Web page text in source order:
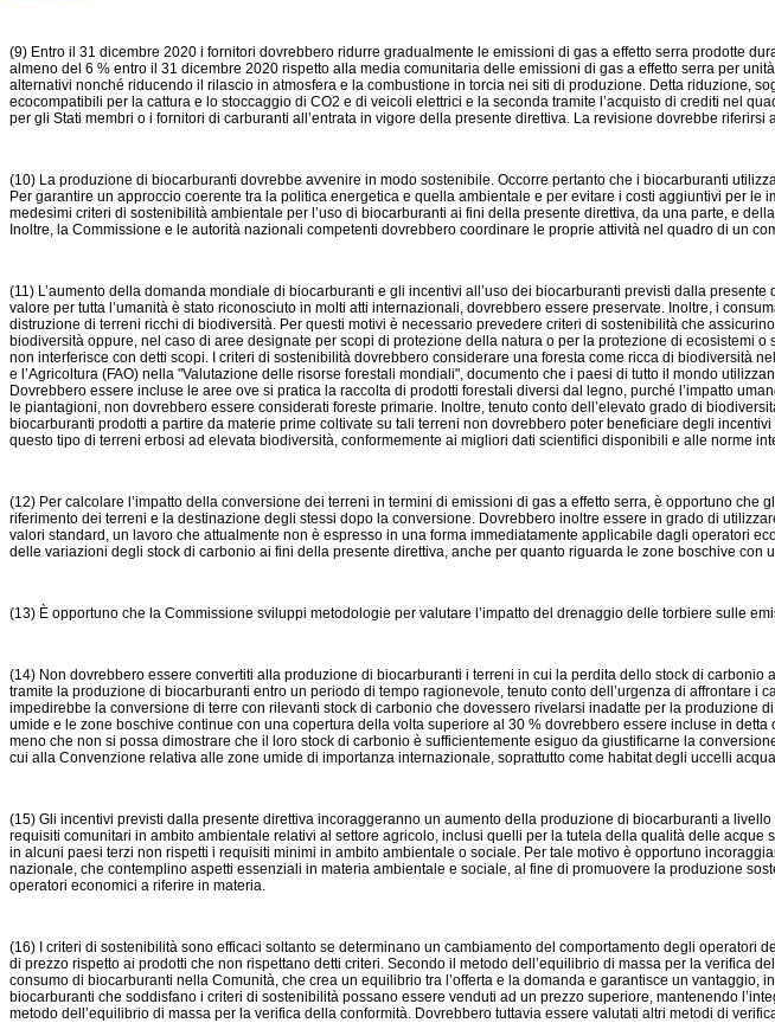
(9) Entro il 31 dicembre 2020 i fornitori dovrebbero ridurre gradualmente le emissioni di gas a effetto serra prodotte
almeno del 6 % entro il 31 dicembre 2020 rispetto alla media comunitaria delle emissioni di gas a effetto serra per
alternativi nonché riducendo il rilascio in atmosfera e la combustione in torcia nei siti di produzione. Detta riduzione,
ecocompatibili per la cattura e lo stoccaggio di CO2 e di veicoli elettrici e la seconda tramite l’acquisto di crediti nel
per gli Stati membri o i fornitori di carburanti all’entrata in vigore della presente direttiva. La revisione dovrebbe riferirsi
(10) La produzione di biocarburanti dovrebbe avvenire in modo sostenibile. Occorre pertanto che i biocarburanti
Per garantire un approccio coerente tra la politica energetica e quella ambientale e per evitare i costi aggiuntivi per
medesimi criteri di sostenibilità ambientale per l’uso di biocarburanti ai fini della presente direttiva, da una parte, e della
Inoltre, la Commissione e le autorità nazionali competenti dovrebbero coordinare le proprie attività nel quadro di un
(11) L’aumento della domanda mondiale di biocarburanti e gli incentivi all’uso dei biocarburanti previsti dalla
valore per tutta l’umanità è stato riconosciuto in molti atti internazionali, dovrebbero essere preservate. Inoltre, i
distruzione di terreni ricchi di biodiversità. Per questi motivi è necessario prevedere criteri di sostenibilità che
biodiversità oppure, nel caso di aree designate per scopi di protezione della natura o per la protezione di ecosistemi
non interferisce con detti scopi. I criteri di sostenibilità dovrebbero considerare una foresta come ricca di biodiversità
e l’Agricoltura (FAO) nella "Valutazione delle risorse forestali mondiali", documento che i paesi di tutto il mondo
Dovrebbero essere incluse le aree ove si pratica la raccolta di prodotti forestali diversi dal legno, purché l’impatto
le piantagioni, non dovrebbero essere considerati foreste primarie. Inoltre, tenuto conto dell’elevato grado di
biocarburanti prodotti a partire da materie prime coltivate su tali terreni non dovrebbero poter beneficiare degli
questo tipo di terreni erbosi ad elevata biodiversità, conformemente ai migliori dati scientifici disponibili e alle norme
(12) Per calcolare l’impatto della conversione dei terreni in termini di emissioni di gas a effetto serra, è opportuno
riferimento dei terreni e la destinazione degli stessi dopo la conversione. Dovrebbero inoltre essere in grado di
valori standard, un lavoro che attualmente non è espresso in una forma immediatamente applicabile dagli operatori
delle variazioni degli stock di carbonio ai fini della presente direttiva, anche per quanto riguarda le zone boschive
(13) È opportuno che la Commissione sviluppi metodologie per valutare l’impatto del drenaggio delle torbiere sulle
(14) Non dovrebbero essere convertiti alla produzione di biocarburanti i terreni in cui la perdita dello stock di
tramite la produzione di biocarburanti entro un periodo di tempo ragionevole, tenuto conto dell’urgenza di affrontare
impedirebbe la conversione di terre con rilevanti stock di carbonio che dovessero rivelarsi inadatte per la
umide e le zone boschive continue con una copertura della volta superiore al 30 % dovrebbero essere incluse in
meno che non si possa dimostrare che il loro stock di carbonio è sufficientemente esiguo da giustificarne la
cui alla Convenzione relativa alle zone umide di importanza internazionale, soprattutto come habitat degli uccelli
(15) Gli incentivi previsti dalla presente direttiva incoraggeranno un aumento della produzione di biocarburanti a
requisiti comunitari in ambito ambientale relativi al settore agricolo, inclusi quelli per la tutela della qualità delle
in alcuni paesi terzi non rispetti i requisiti minimi in ambito ambientale o sociale. Per tale motivo è opportuno
nazionale, che contemplino aspetti essenziali in materia ambientale e sociale, al fine di promuovere la produzione
operatori economici a riferire in materia.
(16) I criteri di sostenibilità sono efficaci soltanto se determinano un cambiamento del comportamento degli
di prezzo rispetto ai prodotti che non rispettano detti criteri. Secondo il metodo dell’equilibrio di massa per la verifica
consumo di biocarburanti nella Comunità, che crea un equilibrio tra l’offerta e la domanda e garantisce un
biocarburanti che soddisfano i criteri di sostenibilità possano essere venduti ad un prezzo superiore, mantenendo
metodo dell’equilibrio di massa per la verifica della conformità. Dovrebbero tuttavia essere valutati altri metodi di